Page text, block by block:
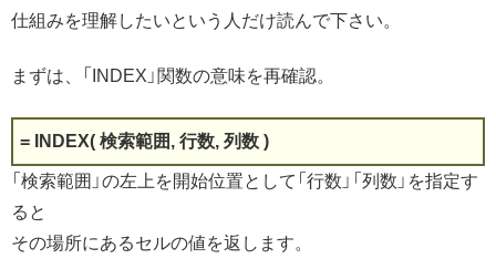
仕組みを理解したいという人だけ読んで下さい。
まずは、「INDEX」関数の意味を再確認。
= INDEX( 検索範囲, 行数, 列数 )
「検索範囲」の左上を開始位置として「行数」「列数」を指定す
ると
その場所にあるセルの値を返します。